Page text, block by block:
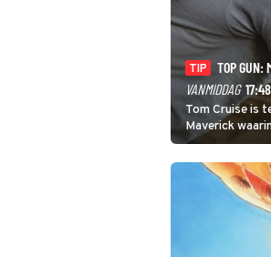
TIP
TOP GUN:
VANMIDDAG
Tom Cruise is
Maverick
klaarstoomt